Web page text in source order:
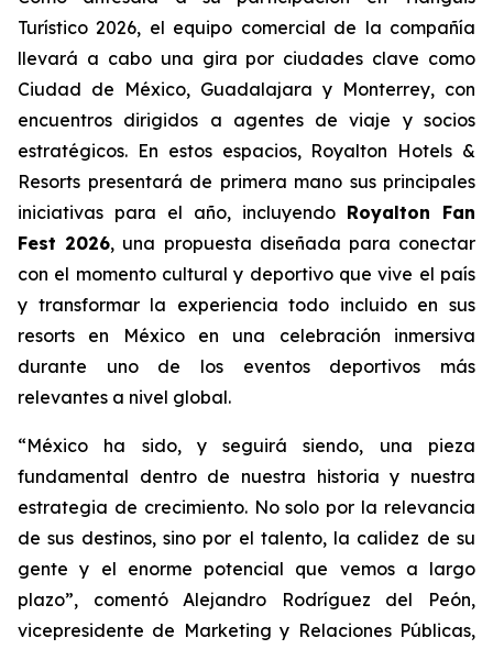
Turístico 2026, el equipo comercial de la compañía
llevará a cabo una gira por ciudades clave como
Ciudad de México, Guadalajara y Monterrey, con
encuentros dirigidos a agentes de viaje y socios
estratégicos. En estos espacios, Royalton Hotels &
Resorts presentará de primera mano sus principales
iniciativas para el año, incluyendo Royalton Fan
Fest 2026, una propuesta diseñada para conectar
con el momento cultural y deportivo que vive el país
y transformar la experiencia todo incluido en sus
resorts en México en una celebración inmersiva
durante uno de los eventos deportivos más
relevantes a nivel global.
“México ha sido, y seguirá siendo, una pieza
fundamental dentro de nuestra historia y nuestra
estrategia de crecimiento. No solo por la relevancia
de sus destinos, sino por el talento, la calidez de su
gente y el enorme potencial que vemos a largo
plazo”, comentó Alejandro Rodríguez del Peón,
vicepresidente de Marketing y Relaciones Públicas,